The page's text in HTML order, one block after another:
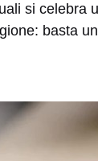
si celebra
basta